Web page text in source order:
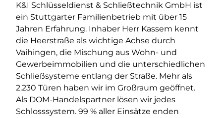
K&I Schlüsseldienst & Schließtechnik GmbH ist
ein Stuttgarter Familienbetrieb mit über 15
Jahren Erfahrung. Inhaber Herr Kassem kennt
die Heerstraße als wichtige Achse durch
Vaihingen, die Mischung aus Wohn- und
Gewerbeimmobilien und die unterschiedlichen
Schließsysteme entlang der Straße. Mehr als
2.230 Türen haben wir im Großraum geöffnet.
Als DOM-Handelspartner lösen wir jedes
Schlosssystem. 99 % aller Einsätze enden